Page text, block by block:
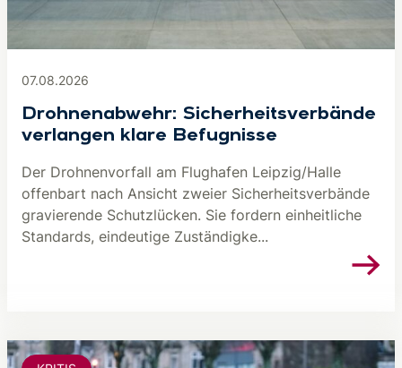
07.08.2026
Drohnenabwehr: Sicherheitsverbände
verlangen klare Befugnisse
Der Drohnenvorfall am Flughafen Leipzig/Halle
offenbart nach Ansicht zweier Sicherheitsverbände
gravierende Schutzlücken. Sie fordern einheitliche
Standards, eindeutige Zuständigke...